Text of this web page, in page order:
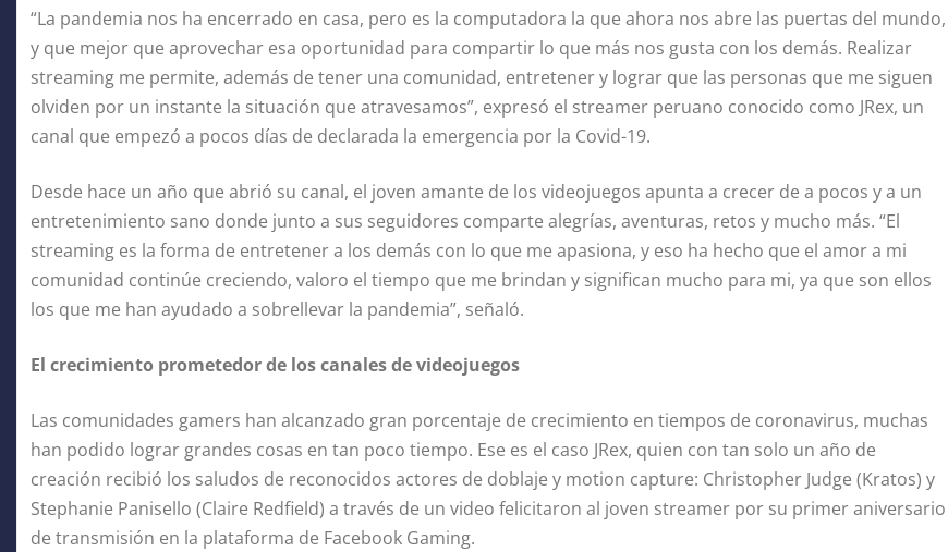
“La pandemia nos ha encerrado en casa, pero es la computadora la que ahora nos abre las puertas del mundo,
y que mejor que aprovechar esa oportunidad para compartir lo que más nos gusta con los demás. Realizar
streaming me permite, además de tener una comunidad, entretener y lograr que las personas que me siguen
olviden por un instante la situación que atravesamos”, expresó el streamer peruano conocido como JRex, un
canal que empezó a pocos días de declarada la emergencia por la Covid-19.
Desde hace un año que abrió su canal, el joven amante de los videojuegos apunta a crecer de a pocos y a un
entretenimiento sano donde junto a sus seguidores comparte alegrías, aventuras, retos y mucho más. “El
streaming es la forma de entretener a los demás con lo que me apasiona, y eso ha hecho que el amor a mi
comunidad continúe creciendo, valoro el tiempo que me brindan y significan mucho para mi, ya que son ellos
los que me han ayudado a sobrellevar la pandemia”, señaló.
El crecimiento prometedor de los canales de videojuegos
Las comunidades gamers han alcanzado gran porcentaje de crecimiento en tiempos de coronavirus, muchas
han podido lograr grandes cosas en tan poco tiempo. Ese es el caso JRex, quien con tan solo un año de
creación recibió los saludos de reconocidos actores de doblaje y motion capture: Christopher Judge (Kratos) y
Stephanie Panisello (Claire Redfield) a través de un video felicitaron al joven streamer por su primer aniversario
de transmisión en la plataforma de Facebook Gaming.